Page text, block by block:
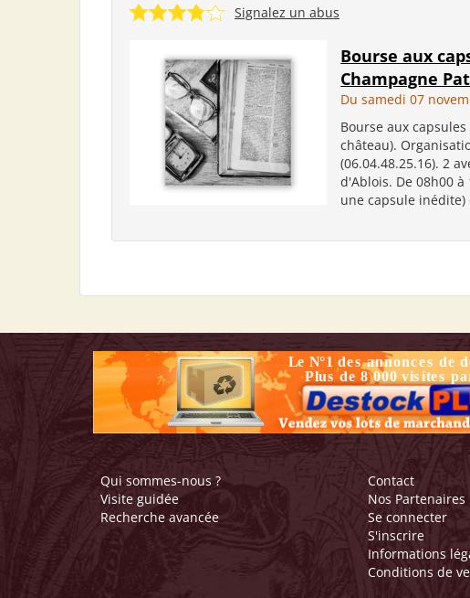
Signalez un abus
Bourse aux
Champagne
Du samedi 07
Bourse aux
château).
(06.04.48.25.16). 2
d'Ablois. De 08h00 à
une capsule
Qui sommes-nous ?
Visite guidée
Recherche avancée
Contact
Nos Partenaires
Se connecter
S'inscrire
Informations
Conditions de